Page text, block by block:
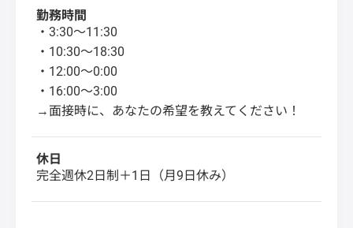
勤務時間
・3:30〜11:30
・10:30〜18:30
・12:00〜0:00
・16:00〜3:00
→面接時に、あなたの希望を教えてください！
休日
完全週休2日制＋1日（月9日休み）